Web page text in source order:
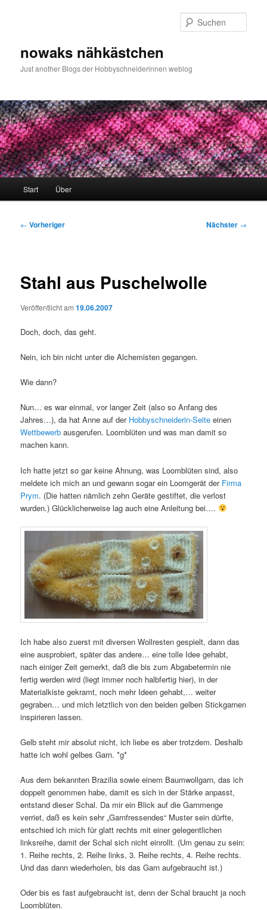
nowaks nähkästchen
Just another Blogs der Hobbyschneiderinnen weblog
Start Über
Beitragsnavigation
← Vorheriger Nächster →
Stahl aus Puschelwolle
Veröffentlicht am19.06.2007
Doch, doch, das geht.
Nein, ich bin nicht unter die Alchemisten gegangen.
Wie dann?
Nun… es war einmal, vor langer Zeit (also so Anfang des
Jahres…), da hat Anne auf der Hobbyschneiderin-Seite einen
Wettbewerb ausgerufen. Loomblüten und was man damit so
machen kann.
Ich hatte jetzt so gar keine Ahnung, was Loomblüten sind, also
meldete ich mich an und gewann sogar ein Loomgerät der Firma
Prym. (Die hatten nämlich zehn Geräte gestiftet, die verlost
wurden.) Glücklicherweise lag auch eine Anleitung bei….
Ich habe also zuerst mit diversen Wollresten gespielt, dann das
eine ausprobiert, später das andere… eine tolle Idee gehabt,
nach einiger Zeit gemerkt, daß die bis zum Abgabetermin nie
fertig werden wird (liegt immer noch halbfertig hier), in der
Materialkiste gekramt, noch mehr Ideen gehabt,… weiter
gegraben… und mich letztlich von den beiden gelben Stickgarnen
inspirieren lassen.
Gelb steht mir absolut nicht, ich liebe es aber trotzdem. Deshalb
hatte ich wohl gelbes Garn. *g*
Aus dem bekannten Brazilia sowie einem Baumwollgarn, das ich
doppelt genommen habe, damit es sich in der Stärke anpasst,
entstand dieser Schal. Da mir ein Blick auf die Garnmenge
verriet, daß es kein sehr „Garnfressendes“ Muster sein dürfte,
entschied ich mich für glatt rechts mit einer gelegentlichen
linksreihe, damit der Schal sich nicht einrollt. (Um genau zu sein:
1. Reihe rechts, 2. Reihe links, 3. Reihe rechts, 4. Reihe rechts.
Und das dann wiederholen, bis das Garn aufgebraucht ist.)
Oder bis es fast aufgebraucht ist, denn der Schal braucht ja noch
Loomblüten.